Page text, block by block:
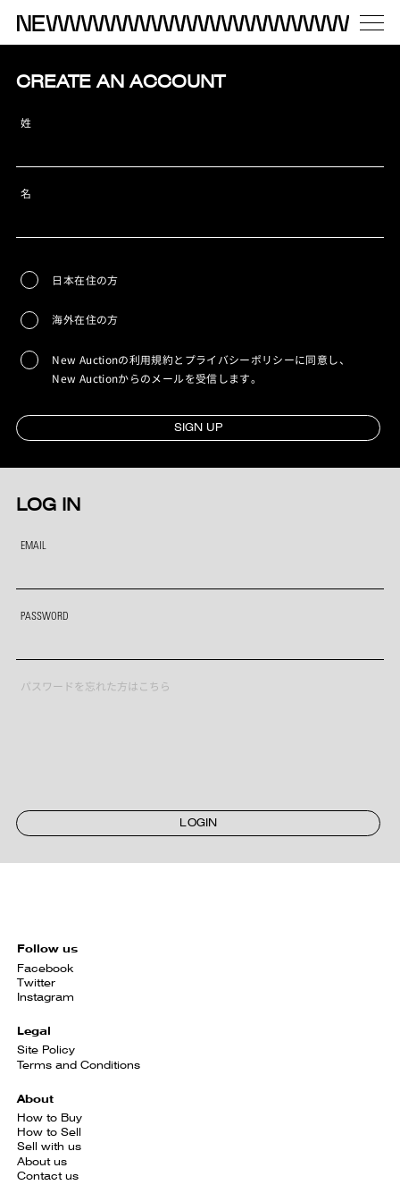
CREATE AN ACCOUNT
姓
名
日本在住の方
海外在住の方
New Auctionの利用規約とプライバシーポリシーに同意し、
New Auctionからのメールを受信します。
SIGN UP
LOG IN
EMAIL
PASSWORD
パスワードを忘れた方はこちら
LOGIN
Follow us
Facebook
Twitter
Instagram
Legal
Site Policy
Terms and Conditions
About
How to Buy
How to Sell
Sell with us
About us
Contact us